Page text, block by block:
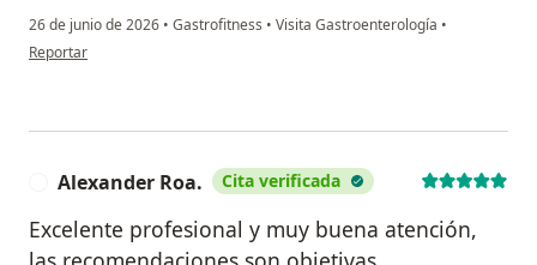
26 de junio de 2026 • Gastrofitness • Visita Gastroenterología •
en opinión del usuario Zully Romero
Reportar
Alexander Roa. Cita verificada
Excelente profesional y muy buena atención,